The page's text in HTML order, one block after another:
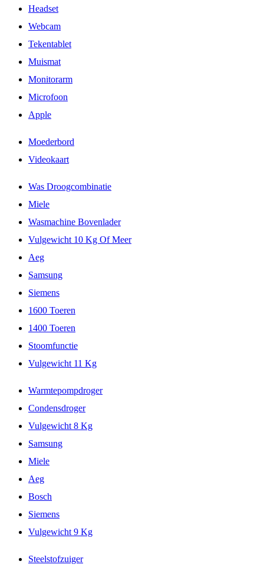
Headset
Webcam
Tekentablet
Muismat
Monitorarm
Microfoon
Apple
Moederbord
Videokaart
Was Droogcombinatie
Miele
Wasmachine Bovenlader
Vulgewicht 10 Kg Of Meer
Aeg
Samsung
Siemens
1600 Toeren
1400 Toeren
Stoomfunctie
Vulgewicht 11 Kg
Warmtepompdroger
Condensdroger
Vulgewicht 8 Kg
Samsung
Miele
Aeg
Bosch
Siemens
Vulgewicht 9 Kg
Steelstofzuiger